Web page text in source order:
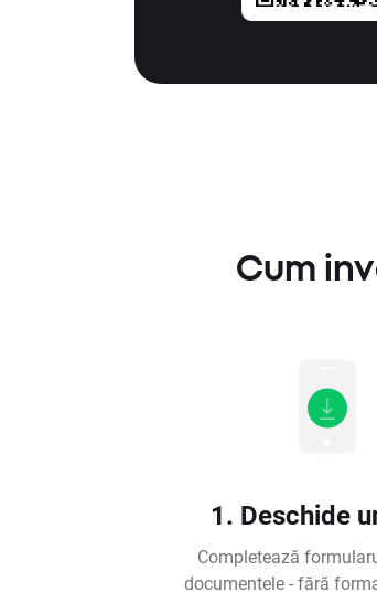
Cum
1. Deschide
Completează
documentele - fără